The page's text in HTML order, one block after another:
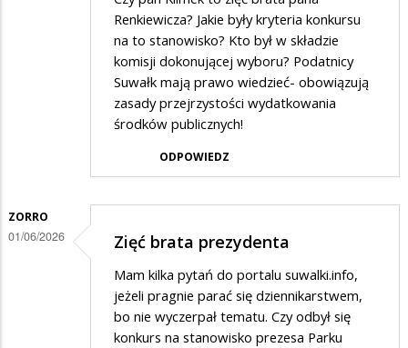
Renkiewicza? Jakie były kryteria konkursu
na to stanowisko? Kto był w składzie
komisji dokonującej wyboru? Podatnicy
Suwałk mają prawo wiedzieć- obowiązują
zasady przejrzystości wydatkowania
środków publicznych!
ODPOWIEDZ
ZORRO
01/06/2026 Zięć brata prezydenta
Mam kilka pytań do portalu suwalki.info,
jeżeli pragnie parać się dziennikarstwem,
bo nie wyczerpał tematu. Czy odbył się
konkurs na stanowisko prezesa Parku